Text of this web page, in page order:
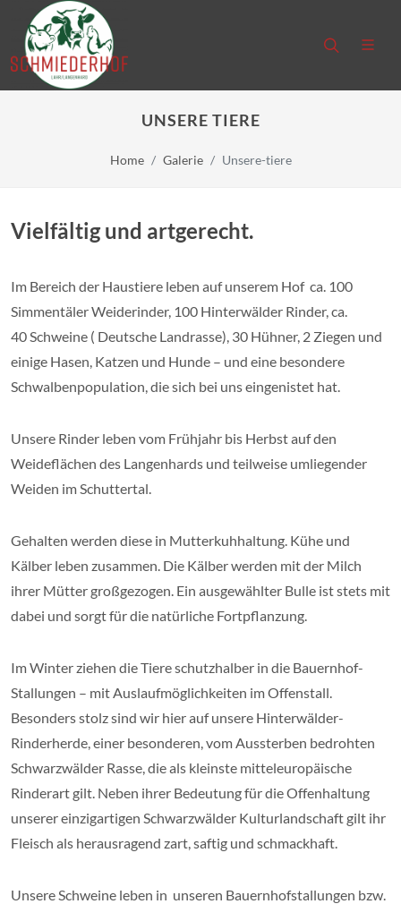
UNSERE TIERE
Home Galerie Unsere-tiere
Vielfältig und artgerecht.
Im Bereich der Haustiere leben auf unserem Hof ca. 100
Simmentäler Weiderinder, 100 Hinterwälder Rinder, ca.
40 Schweine ( Deutsche Landrasse), 30 Hühner, 2 Ziegen und
einige Hasen, Katzen und Hunde – und eine besondere
Schwalbenpopulation, die sich bei uns eingenistet hat.
Unsere Rinder leben vom Frühjahr bis Herbst auf den
Weideflächen des Langenhards und teilweise umliegender
Weiden im Schuttertal.
Gehalten werden diese in Mutterkuhhaltung. Kühe und
Kälber leben zusammen. Die Kälber werden mit der Milch
ihrer Mütter großgezogen. Ein ausgewählter Bulle ist stets mit
dabei und sorgt für die natürliche Fortpflanzung.
Im Winter ziehen die Tiere schutzhalber in die Bauernhof-
Stallungen – mit Auslaufmöglichkeiten im Offenstall.
Besonders stolz sind wir hier auf unsere Hinterwälder-
Rinderherde, einer besonderen, vom Aussterben bedrohten
Schwarzwälder Rasse, die als kleinste mitteleuropäische
Rinderart gilt. Neben ihrer Bedeutung für die Offenhaltung
unserer einzigartigen Schwarzwälder Kulturlandschaft gilt ihr
Fleisch als herausragend zart, saftig und schmackhaft.
Unsere Schweine leben in unseren Bauernhofstallungen bzw.